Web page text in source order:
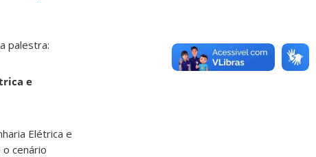
palestra:
e
Elétrica e
o cenário